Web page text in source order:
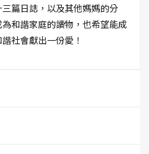
篇日誌，以及其他媽媽的分
和諧家庭的讀物，也希望能成
社會獻出一份愛！